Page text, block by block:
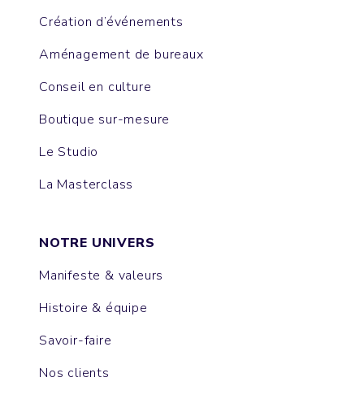
Création d’événements
Aménagement de bureaux
Conseil en culture
Boutique sur-mesure
Le Studio
La Masterclass
NOTRE UNIVERS
Manifeste & valeurs
Histoire & équipe
Savoir-faire
Nos clients